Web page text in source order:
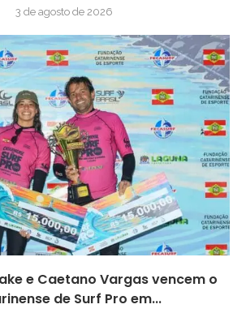
3 de agosto de 2026
e Caetano Vargas vencem o
de Surf Pro em...